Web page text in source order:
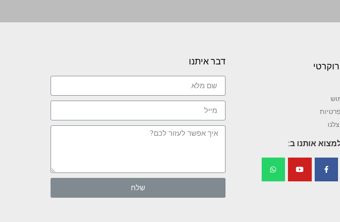
אותנו ב:
דבר איתנו
שלח